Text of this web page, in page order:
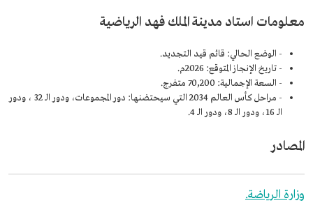
معلومات استاد مدينة الملك فهد الرياضية
- الوضع الحالي: قائم قيد التجديد.
- تاريخ الإنجاز المتوقع: 2026م.
- السعة الإجمالية: 70,200 متفرج.
- مراحل كأس العالم 2034 التي سيحتضنها: دور المجموعات، ودور الـ 32 ، ودور
الـ 16، ودور الـ 8، ودور الـ 4.
المصادر
وزارة الرياضة.